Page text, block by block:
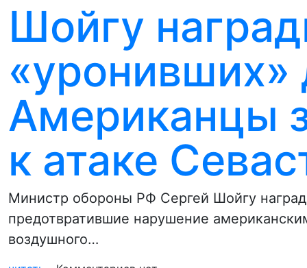
Шойгу
Американцы
к атаке
Министр обороны РФ Сергей Шойгу
предотвратившие нарушение
воздушного…